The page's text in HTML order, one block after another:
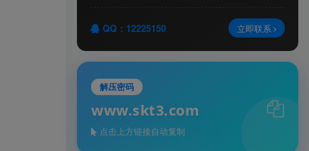
QQ：12225150 立即联系
解压密码
www.skt3.com
点击上方链接自动复制